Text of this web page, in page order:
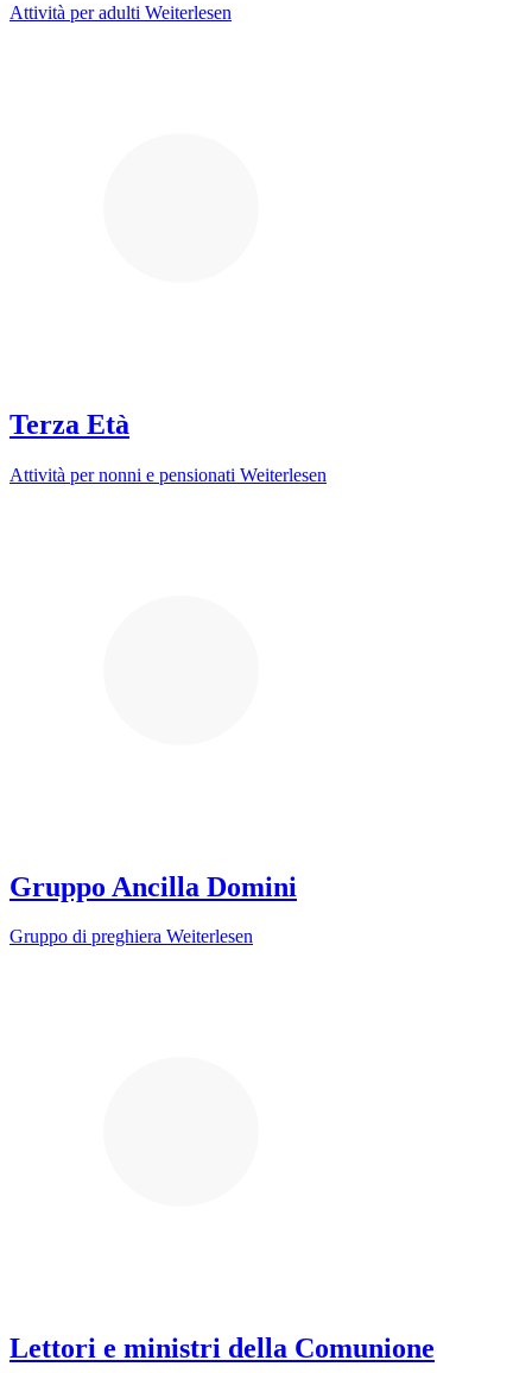
Attività per adulti Weiterlesen
Terza Età
Attività per nonni e pensionati Weiterlesen
Gruppo Ancilla Domini
Gruppo di preghiera Weiterlesen
Lettori e ministri della Comunione